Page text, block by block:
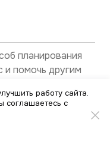
планирования
и помочь другим
работу сайта.
соглашаетесь с